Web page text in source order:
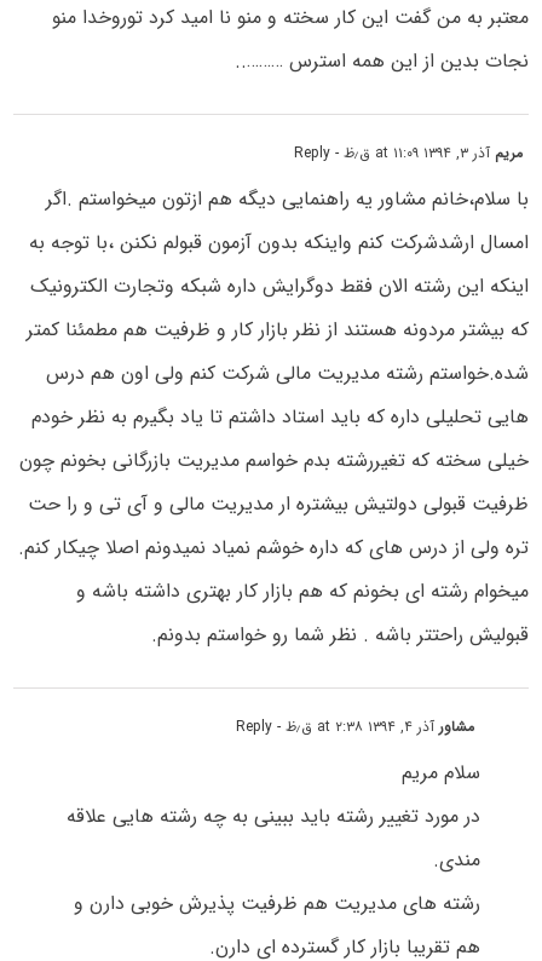
معتبر به من گفت این کار سخته و منو نا امید کرد توروخدا منو
نجات بدین از این همه استرس ………..
مریم آذر ۳, ۱۳۹۴ at ۱۱:۰۹ ق٫ظ - Reply
با سلام،خانم مشاور یه راهنمایی دیگه هم ازتون میخواستم .اگر
امسال ارشدشرکت کنم واینکه بدون آزمون قبولم نکنن ،با توجه به
اینکه این رشته الان فقط دوگرایش داره شبکه وتجارت الکترونیک
که بیشتر مردونه هستند از نظر بازار کار و ظرفیت هم مطمئنا کمتر
شده.خواستم رشته مدیریت مالی شرکت کنم ولی اون هم درس
هایی تحلیلی داره که باید استاد داشتم تا یاد بگیرم به نظر خودم
خیلی سخته که تغیررشته بدم خواسم مدیریت بازرگانی بخونم چون
ظرفیت قبولی دولتیش بیشتره ار مدیریت مالی و آی تی و را حت
تره ولی از درس های که داره خوشم نمیاد نمیدونم اصلا چیکار کنم.
میخوام رشته ای بخونم که هم بازار کار بهتری داشته باشه و
قبولیش راحتتر باشه . نظر شما رو خواستم بدونم.
مشاورآذر ۴, ۱۳۹۴ at ۲:۳۸ ق٫ظ - Reply
سلام مریم
در مورد تغییر رشته باید ببینی به چه رشته هایی علاقه
مندی.
رشته های مدیریت هم ظرفیت پذیرش خوبی دارن و
هم تقریبا بازار کار گسترده ای دارن.